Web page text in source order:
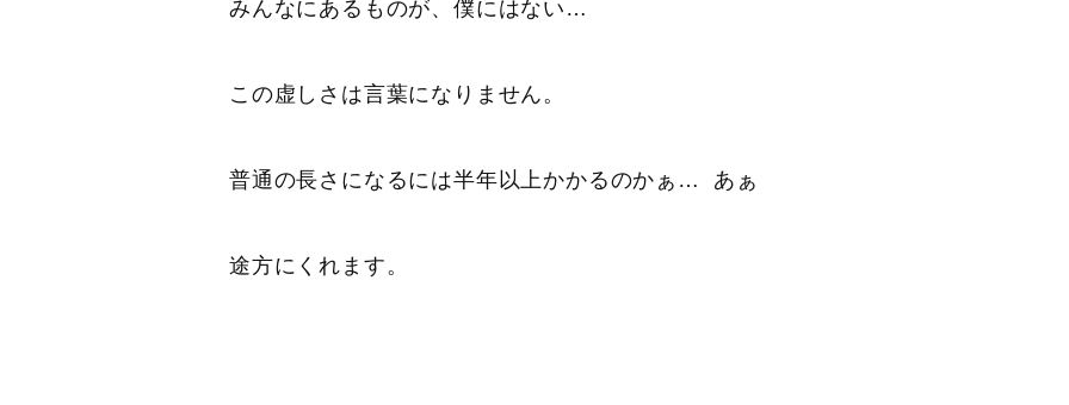
みんなにあるものが、僕にはない…
この虚しさは言葉になりません。
普通の長さになるには半年以上かかるのかぁ… あぁ
途方にくれます。